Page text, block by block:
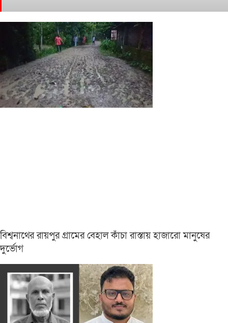
বিশ্বনাথের রায়পুর গ্রামের বেহাল কাঁচা রাস্তায় হাজারো মানুষের
দুর্ভোগ